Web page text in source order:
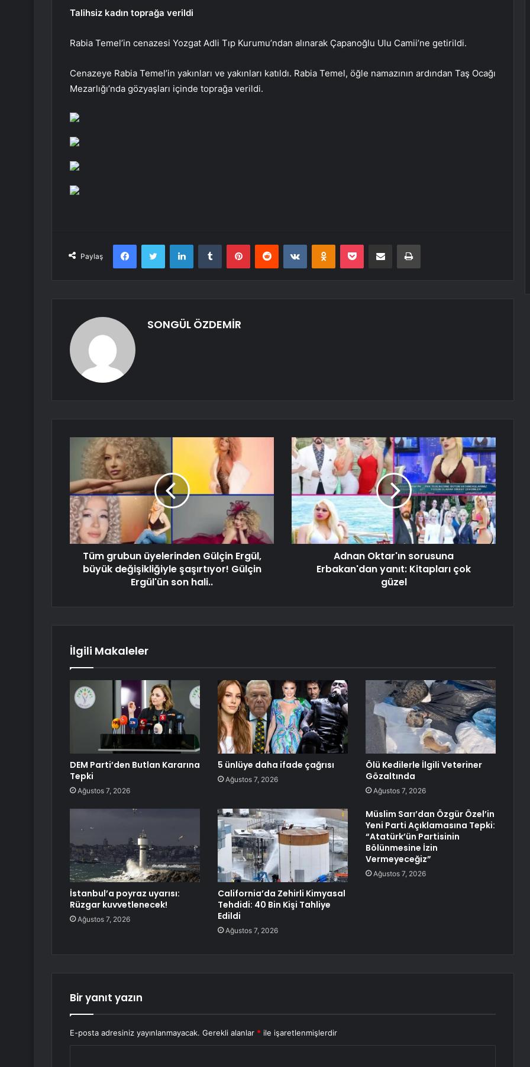
Talihsiz kadın toprağa verildi
Rabia Temel’in cenazesi Yozgat Adli Tıp Kurumu’ndan alınarak Çapanoğlu Ulu Camii’ne getirildi.
Cenazeye Rabia Temel’in yakınları ve yakınları katıldı. Rabia Temel, öğle namazının ardından Taş Ocağı
Mezarlığı’nda gözyaşları içinde toprağa verildi.
Paylaş
FacebookTwitter LinkedInTumblr PinterestReddit VKontakteOdnoklassniki
Pocket E-Posta ile paylaş Yazdır
SONGÜL ÖZDEMİR
Tüm grubun üyelerinden Gülçin Ergül,
büyük değişikliğiyle şaşırtıyor! Gülçin
Ergül'ün son hali..
Adnan Oktar'ın sorusuna
Erbakan'dan yanıt: Kitapları çok
güzel
İlgili Makaleler
DEM Parti’den Butlan Kararına
Tepki
Ağustos 7, 2026
5 ünlüye daha ifade çağrısı
Ağustos 7, 2026
Ölü Kedilerle İlgili Veteriner
Gözaltında
Ağustos 7, 2026
İstanbul’a poyraz uyarısı:
Rüzgar kuvvetlenecek!
Ağustos 7, 2026
California’da Zehirli Kimyasal
Tehdidi: 40 Bin Kişi Tahliye
Edildi
Ağustos 7, 2026
Müslim Sarı’dan Özgür Özel’in
Yeni Parti Açıklamasına Tepki:
“Atatürk’ün Partisinin
Bölünmesine İzin
Vermeyeceğiz”
Ağustos 7, 2026
Bir yanıt yazın
E-posta adresiniz yayınlanmayacak. Gerekli alanlar * ile işaretlenmişlerdir